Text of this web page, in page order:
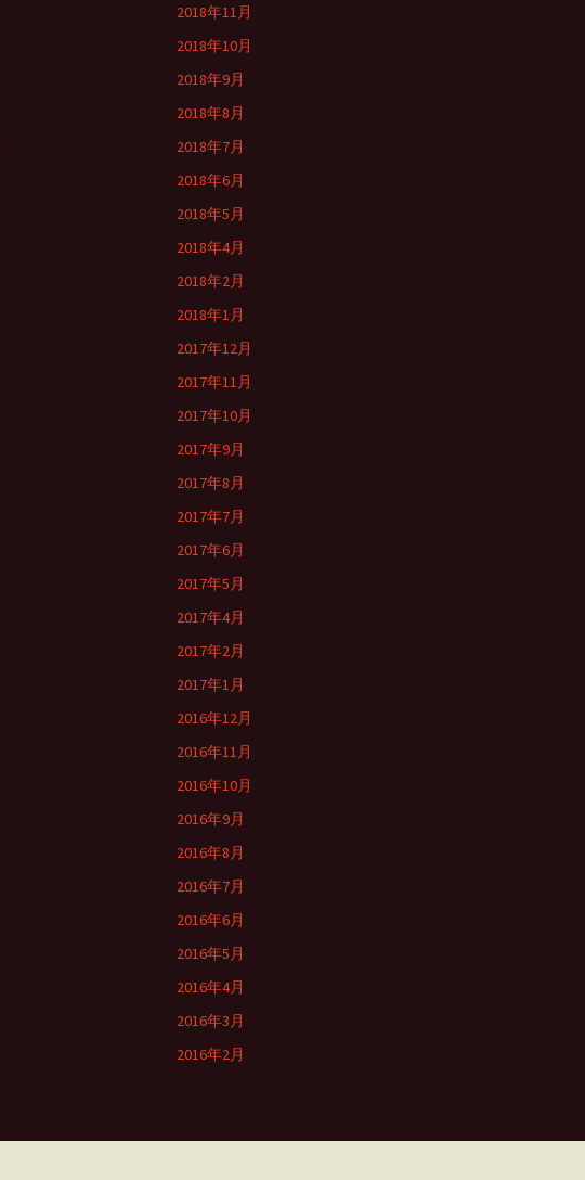
2018年11月
2018年10月
2018年9月
2018年8月
2018年7月
2018年6月
2018年5月
2018年4月
2018年2月
2018年1月
2017年12月
2017年11月
2017年10月
2017年9月
2017年8月
2017年7月
2017年6月
2017年5月
2017年4月
2017年2月
2017年1月
2016年12月
2016年11月
2016年10月
2016年9月
2016年8月
2016年7月
2016年6月
2016年5月
2016年4月
2016年3月
2016年2月